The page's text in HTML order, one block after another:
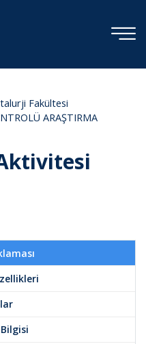
Fakültesi
ARAŞTIRMA